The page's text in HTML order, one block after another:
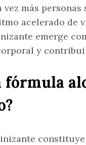
vez más
acelerado de
emerge
y
fórmula